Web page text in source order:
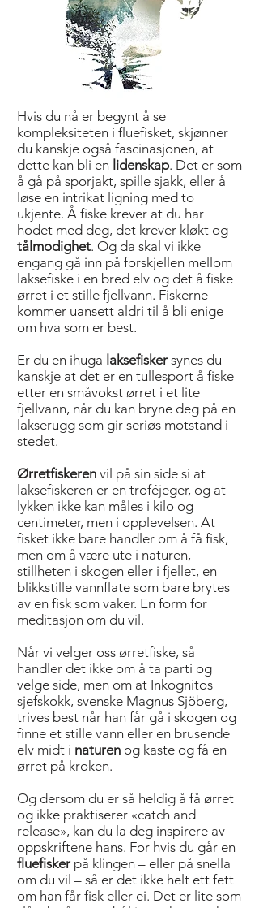
Hvis du nå er begynt å se
kompleksiteten i fluefisket, skjønner
du kanskje også fascinasjonen, at
dette kan bli en lidenskap. Det er som
å gå på sporjakt, spille sjakk, eller å
løse en intrikat ligning med to
ukjente. Å fiske krever at du har
hodet med deg, det krever kløkt og
tålmodighet. Og da skal vi ikke
engang gå inn på forskjellen mellom
laksefiske i en bred elv og det å fiske
ørret i et stille fjellvann. Fiskerne
kommer uansett aldri til å bli enige
om hva som er best.
Er du en ihuga laksefisker synes du
kanskje at det er en tullesport å fiske
etter en småvokst ørret i et lite
fjellvann, når du kan bryne deg på en
lakserugg som gir seriøs motstand i
stedet.
Ørretfiskeren vil på sin side si at
laksefiskeren er en troféjeger, og at
lykken ikke kan måles i kilo og
centimeter, men i opplevelsen. At
fisket ikke bare handler om å få fisk,
men om å være ute i naturen,
stillheten i skogen eller i fjellet, en
blikkstille vannflate som bare brytes
av en fisk som vaker. En form for
meditasjon om du vil.
Når vi velger oss ørretfiske, så
handler det ikke om å ta parti og
velge side, men om at Inkognitos
sjefskokk, svenske Magnus Sjöberg,
trives best når han får gå i skogen og
finne et stille vann eller en brusende
elv midt i naturen og kaste og få en
ørret på kroken.
Og dersom du er så heldig å få ørret
og ikke praktiserer «catch and
release», kan du la deg inspirere av
oppskriftene hans. For hvis du går en
fluefisker på klingen – eller på snella
om du vil – så er det ikke helt ett fett
om han får fisk eller ei. Det er lite som